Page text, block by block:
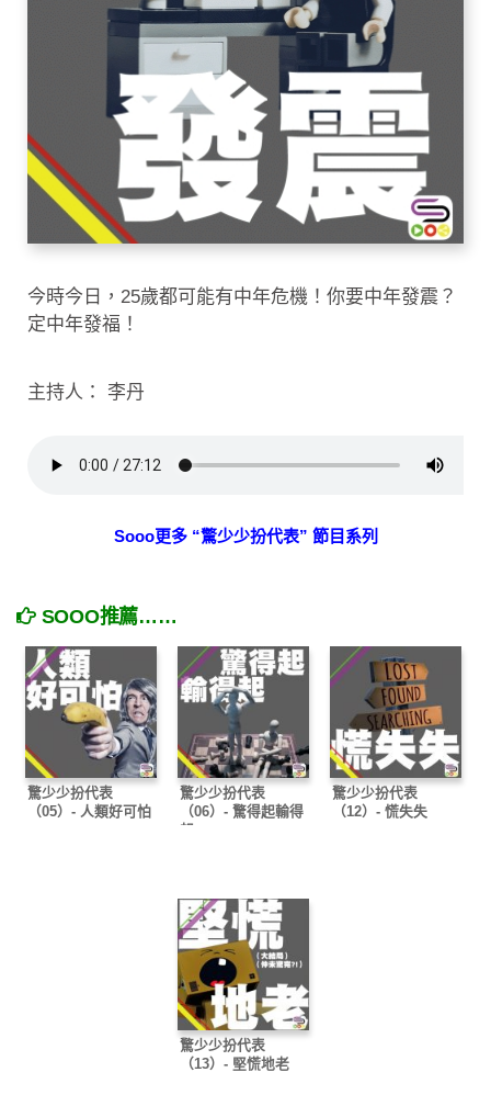
今時今日，25歲都可能有中年危機！你要中年發震？
定中年發福！
主持人： 李丹
Sooo更多 “驚少少扮代表” 節目系列
SOOO推薦……
驚少少扮代表
（05）- 人類好可怕
驚少少扮代表
（06）- 驚得起輸得
起
驚少少扮代表
（12）- 慌失失
驚少少扮代表
（13）- 堅慌地老